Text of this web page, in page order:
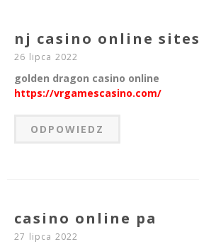
nj casino online sites
26 lipca 2022
golden dragon casino online
https://vrgamescasino.com/
ODPOWIEDZ
casino online pa
27 lipca 2022